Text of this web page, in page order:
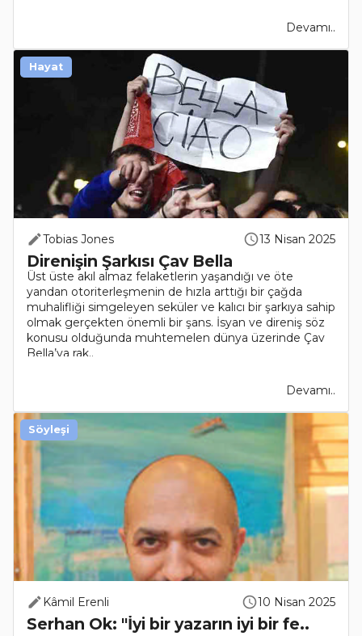
Devamı..
Tobias Jones 13 Nisan 2025
Direnişin Şarkısı Çav Bella
Üst üste akıl almaz felaketlerin yaşandığı ve öte
yandan otoriterleşmenin de hızla arttığı bir çağda
muhalifliği simgeleyen seküler ve kalıcı bir şarkıya sahip
olmak gerçekten önemli bir şans. İsyan ve direniş söz
konusu olduğunda muhtemelen dünya üzerinde Çav
Bella’ya rak..
Devamı..
Hayat
Kâmil Erenli 10 Nisan 2025
Serhan Ok: "İyi bir yazarın iyi bir fe..
Söyleşi